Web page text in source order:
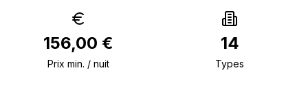
156,00 €
Prix min. / nuit
14
Types